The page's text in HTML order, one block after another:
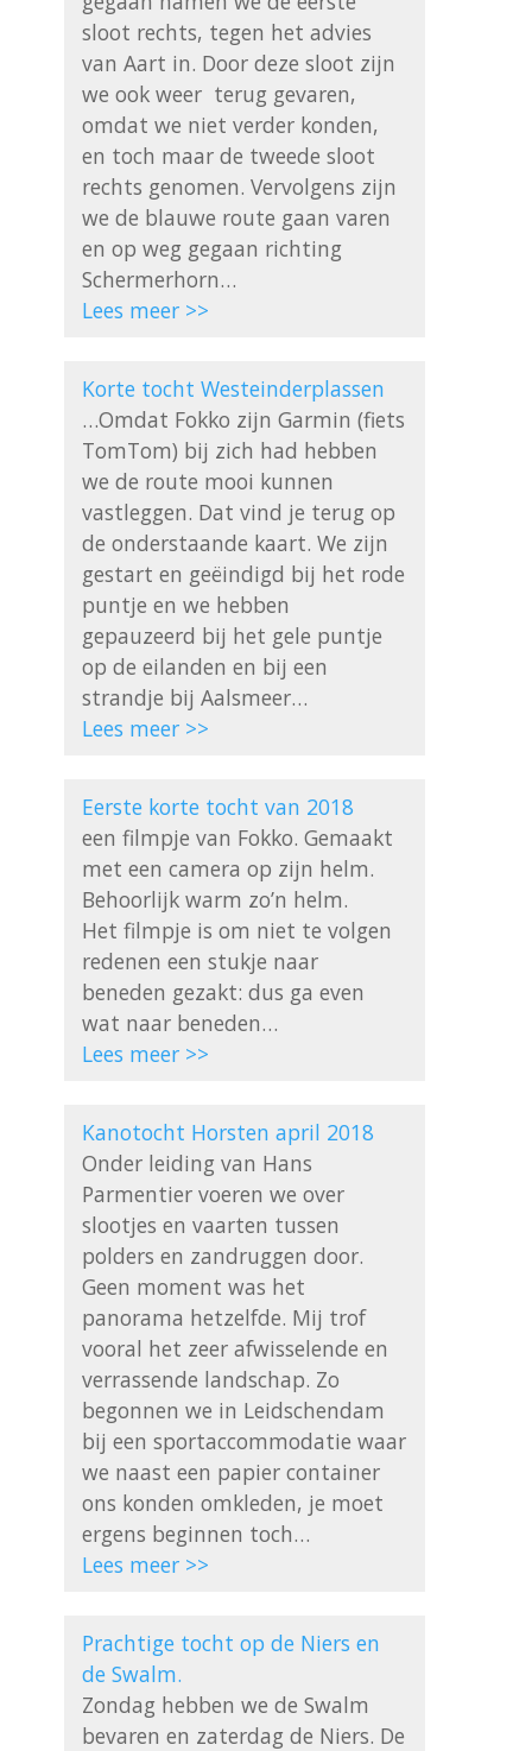
sloot rechts, tegen het advies
van Aart in. Door deze sloot zijn
we ook weer  terug gevaren,
omdat we niet verder konden,
en toch maar de tweede sloot
rechts genomen. Vervolgens zijn
we de blauwe route gaan varen
en op weg gegaan richting
Lees meer >>
Korte tocht Westeinderplassen
…Omdat Fokko zijn Garmin (fiets
TomTom) bij zich had hebben
we de route mooi kunnen
vastleggen. Dat vind je terug op
de onderstaande kaart. We zijn
gestart en geëindigd bij het rode
puntje en we hebben
gepauzeerd bij het gele puntje
op de eilanden en bij een
Lees meer >>
Eerste korte tocht van 2018
een filmpje van Fokko. Gemaakt
met een camera op zijn helm.
Behoorlijk warm zo’n helm.
Het filmpje is om niet te volgen
redenen een stukje naar
beneden gezakt: dus ga even
Lees meer >>
Kanotocht Horsten april 2018
Onder leiding van Hans
Parmentier voeren we over
slootjes en vaarten tussen
polders en zandruggen door.
Geen moment was het
panorama hetzelfde. Mij trof
vooral het zeer afwisselende en
verrassende landschap. Zo
begonnen we in Leidschendam
bij een sportaccommodatie waar
we naast een papier container
ons konden omkleden, je moet
Lees meer >>
Prachtige tocht op de Niers en
de Swalm.
Zondag hebben we de Swalm
bevaren en zaterdag de Niers. De